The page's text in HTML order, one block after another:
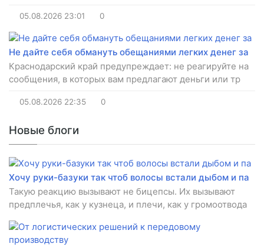
05.08.2026 23:01 0
Не дайте себя обмануть обещаниями легких денег за
Краснодарский край предупреждает: не реагируйте на
сообщения, в которых вам предлагают деньги или тр
05.08.2026 22:35 0
Новые блоги
Хочу руки-базуки так чтоб волосы встали дыбом и па
Такую реакцию вызывают не бицепсы. Их вызывают
предплечья, как у кузнеца, и плечи, как у громоотвода